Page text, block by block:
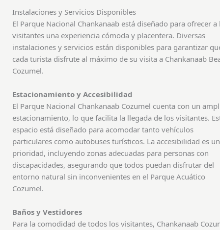
Instalaciones y Servicios Disponibles
El Parque Nacional Chankanaab está diseñado para ofrecer a
visitantes una experiencia cómoda y placentera. Diversas
instalaciones y servicios están disponibles para garantizar
cada turista disfrute al máximo de su visita a Chankanaab
Cozumel.
Estacionamiento y Accesibilidad
El Parque Nacional Chankanaab Cozumel cuenta con un
estacionamiento, lo que facilita la llegada de los visitantes.
espacio está diseñado para acomodar tanto vehículos
particulares como autobuses turísticos. La accesibilidad es
prioridad, incluyendo zonas adecuadas para personas con
discapacidades, asegurando que todos puedan disfrutar del
entorno natural sin inconvenientes en el Parque Acuático
Cozumel.
Baños y Vestidores
Para la comodidad de todos los visitantes, Chankanaab